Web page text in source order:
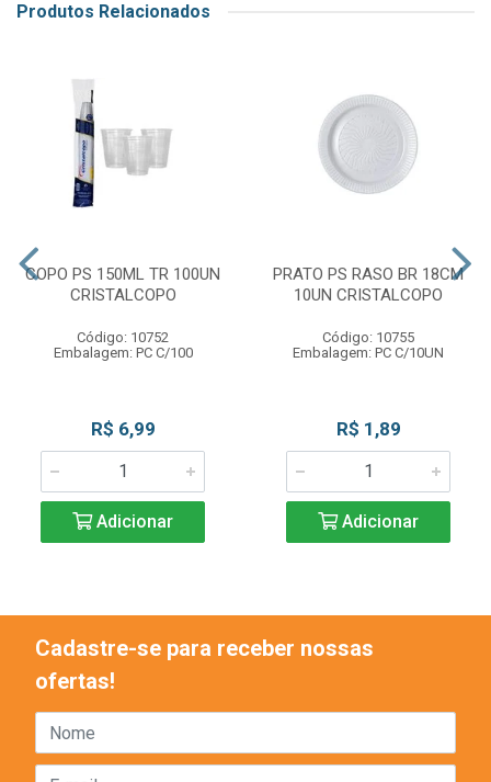
Produtos Relacionados
COPO PS 150ML TR 100UN
CRISTALCOPO
Código: 10752
Embalagem: PC C/100
R$ 6,99
Adicionar
PRATO PS RASO BR 18CM
10UN CRISTALCOPO
Código: 10755
Embalagem: PC C/10UN
R$ 1,89
Adicionar
Cadastre-se para receber nossas
ofertas!